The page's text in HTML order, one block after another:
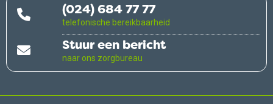
(024) 684 77 77
telefonische bereikbaarheid
Stuur een bericht
naar ons zorgbureau